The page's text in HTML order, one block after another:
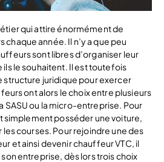
qui attire énormément de
année. Il n’y a que peu
sont libres d’organiser leur
le souhaitent. Il est toutefois
structure juridique pour exercer
ont alors le choix entre plusieurs
SASU ou la micro-entreprise. Pour
simplement posséder une voiture,
courses. Pour rejoindre une des
et ainsi devenir chauffeur VTC, il
entreprise, dès lors trois choix